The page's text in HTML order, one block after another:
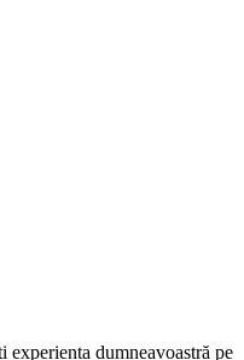
dumneavoastră pe